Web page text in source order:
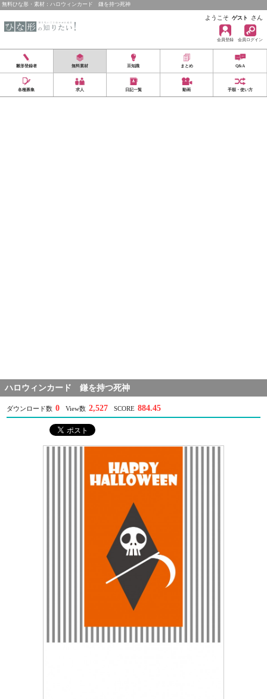
無料ひな形・素材：ハロウィンカード 鎌を持つ死神
ようこそ ゲスト さん
会員登録 会員ログイン
雛形登録者 無料素材 豆知識 まとめ Q&A
各種募集 求人 日記一覧 動画 手順・使い方
ハロウィンカード 鎌を持つ死神
ダウンロード数 0 View数 2,527 SCORE 884.45